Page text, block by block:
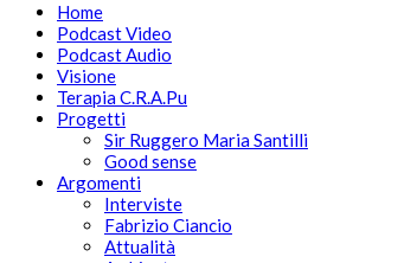
Home
Podcast Video
Podcast Audio
Visione
Terapia C.R.A.Pu
Progetti
Sir Ruggero Maria Santilli
Good sense
Argomenti
Interviste
Fabrizio Ciancio
Attualità